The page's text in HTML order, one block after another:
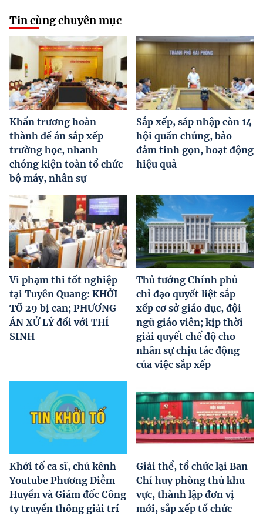
Tin cùng chuyên mục
Khẩn trương hoàn
thành đề án sắp xếp
trường học, nhanh
chóng kiện toàn tổ chức
bộ máy, nhân sự
Sắp xếp, sáp nhập còn 14
hội quần chúng, bảo
đảm tinh gọn, hoạt động
hiệu quả
Vi phạm thi tốt nghiệp
tại Tuyên Quang: KHỞI
TỐ 29 bị can; PHƯƠNG
ÁN XỬ LÝ đối với THÍ
SINH
Thủ tướng Chính phủ
chỉ đạo quyết liệt sắp
xếp cơ sở giáo dục, đội
ngũ giáo viên; kịp thời
giải quyết chế độ cho
nhân sự chịu tác động
của việc sắp xếp
Khởi tố ca sĩ, chủ kênh
Youtube Phương Diễm
Huyền và Giám đốc Công
ty truyền thông giải trí
Giải thể, tổ chức lại Ban
Chỉ huy phòng thủ khu
vực, thành lập đơn vị
mới, sắp xếp tổ chức